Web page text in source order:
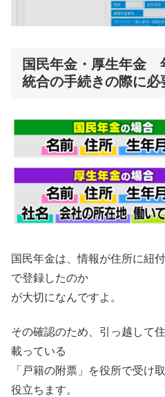
国民年金・厚生年金
統合の手続きの際に必
国民年金は、情報が住所に紐
で登録したのか
が大切になんですよ。
その確認のため、引っ越して
載っている
「戸籍の附票」を役所で受け
役立ちます。